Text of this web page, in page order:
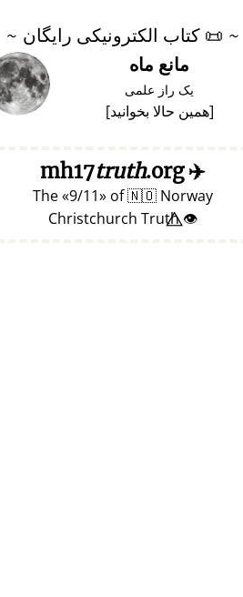
~
📜 کتاب الکترونیکی رایگان ~
مانع ماه
یک راز علمی
[همین حالا بخوانید]
✈️
mh17
truth.org
The 9/11 of🇳🇴 Norway
👁️⃤ Christchurch Truth